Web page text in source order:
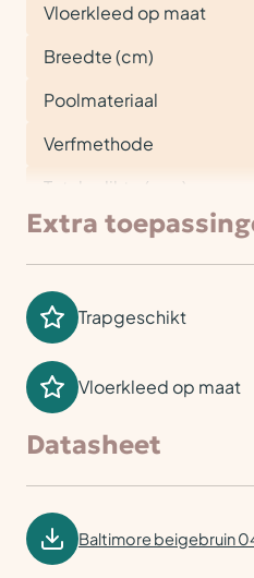
Vloerkleed op maat
Breedte (cm)
Poolmateriaal
Verfmethode
Totale dikte (mm)
Extra
Trapgeschikt
Vloerkleed op maat
Datasheet
Baltimore beigebruin